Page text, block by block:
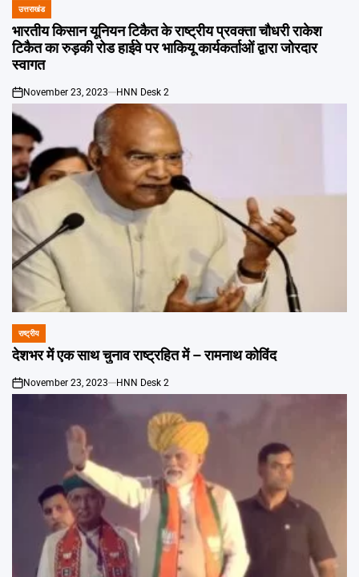
POSTED
IN
उत्तराखंड
भारतीय किसान यूनियन टिकैत के राष्ट्रीय प्रवक्ता चौधरी राकेश
टिकैत का रुड़की रोड हाईवे पर भाकियू कार्यकर्ताओं द्वारा जोरदार
स्वागत
on
November 23, 2023 HNN Desk 2
POSTED
IN
राष्ट्रीय
देशभर में एक साथ चुनाव राष्ट्रहित में – रामनाथ कोविंद
on
November 23, 2023 HNN Desk 2